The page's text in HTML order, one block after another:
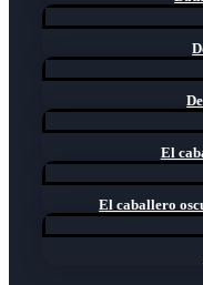
El
El caballero